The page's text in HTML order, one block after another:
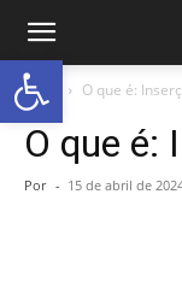
Início O que é:
O que é:
Por - 15 de abril de
Abrir a barra de